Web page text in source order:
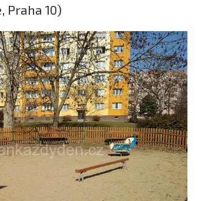
Praha 10)